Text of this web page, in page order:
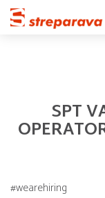
SPT
#wearehiring